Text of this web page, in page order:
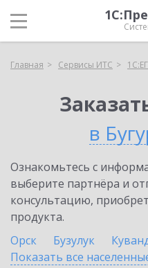
Главная Сервисы ИТС
в
Ознакомьтесь с
выберите партнёра и
консультацию,
продукта.
Орск
Бузулук
Показать все